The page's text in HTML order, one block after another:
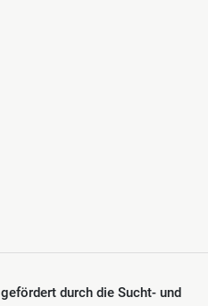
durch die Sucht- und